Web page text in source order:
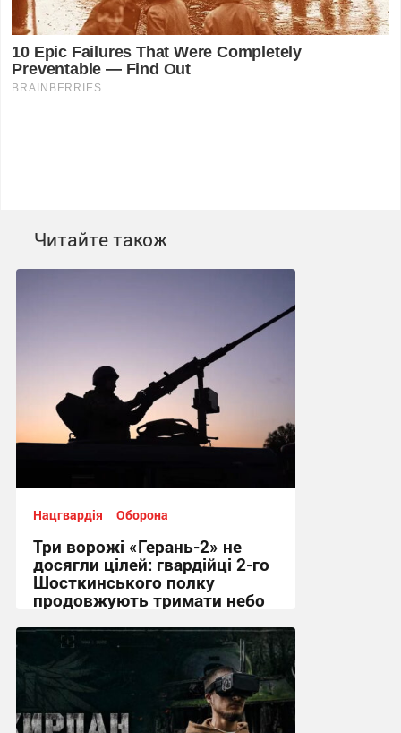
Читайте також
Нацгвардія Оборона
Три ворожі «Герань-2» не
досягли цілей: гвардійці 2-го
Шосткинського полку
продовжують тримати небо
09:31 вчора